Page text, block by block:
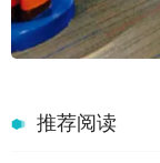
推荐阅读